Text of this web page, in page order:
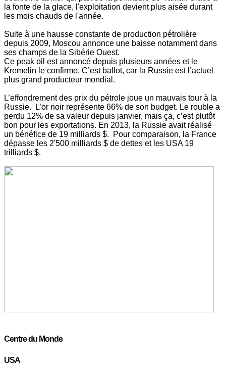
la fonte de la glace, l'exploitation devient plus aisée durant
les mois chauds de l'année.
Suite à une hausse constante de production pétrolière
depuis 2009, Moscou annonce une baisse notamment dans
ses champs de la Sibérie Ouest.
Ce peak oil est annoncé depuis plusieurs années et le
Kremelin le confirme. C’est ballot, car la Russie est l’actuel
plus grand producteur mondial.
L’effondrement des prix du pétrole joue un mauvais tour à la
Russie. L’or noir représente 66% de son budget. Le rouble a
perdu 12% de sa valeur depuis janvier, mais ça, c’est plutôt
bon pour les exportations. En 2013, la Russie avait réalisé
un bénéfice de 19 milliards $. Pour comparaison, la France
dépasse les 2'500 milliards $ de dettes et les USA 19
trilliards $.
Centredu Monde
USA